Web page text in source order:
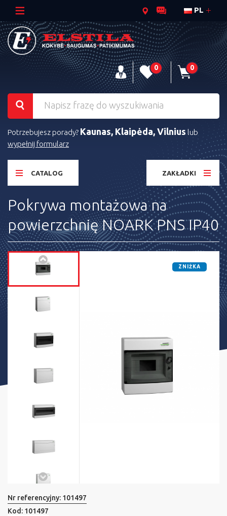
PL
0 0
Potrzebujesz porady? Kaunas, Klaipėda, Vilnius lub
wypełnij formularz
CATALOG ZAKŁADKI
Pokrywa montażowa na
powierzchnię NOARK PNS IP40
ZNIŻKA
Nr referencyjny: 101497
Kod: 101497